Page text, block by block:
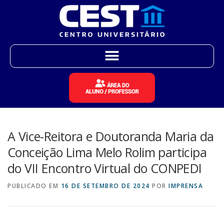
A Vice-Reitora e Doutoranda Maria da
Conceição Lima Melo Rolim participa
do VII Encontro Virtual do CONPEDI
PUBLICADO EM 16 DE SETEMBRO DE 2024 POR IMPRENSA